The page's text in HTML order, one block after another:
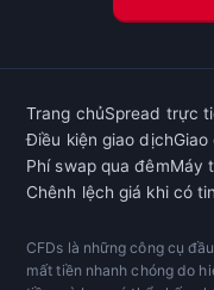
Trang chủSpread trực
Điều kiện giao dịch
Phí swap qua đêmMáy
Chênh lệch giá khi có
CFDs là những công cụ
mất tiền nhanh chóng do